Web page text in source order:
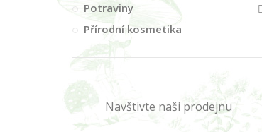
Potraviny
Přírodní kosmetika
Navštivte naši prodejnu